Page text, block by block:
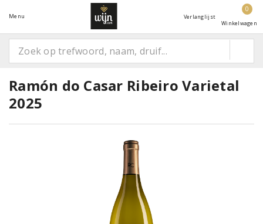
Menu Verlanglijst
0
Winkelwagen
Ramón do Casar Ribeiro Varietal
2025